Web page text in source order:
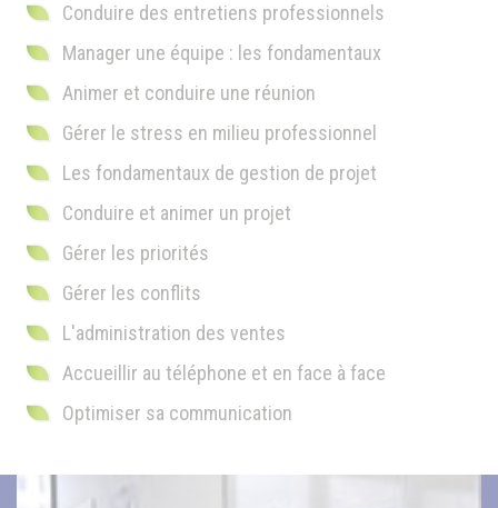
Conduire des entretiens professionnels
Manager une équipe : les fondamentaux
Animer et conduire une réunion
Gérer le stress en milieu professionnel
Les fondamentaux de gestion de projet
Conduire et animer un projet
Gérer les priorités
Gérer les conflits
L'administration des ventes
Accueillir au téléphone et en face à face
Optimiser sa communication